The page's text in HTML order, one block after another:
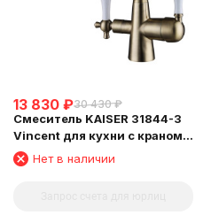
13 830 ₽30 430 ₽
Смеситель KAISER 31844-3
Vincent для кухни с краном
для питьевой воды
Нет в наличии